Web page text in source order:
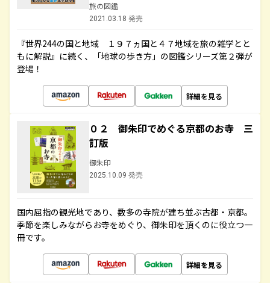
旅の図鑑
2021.03.18 発売
『世界244の国と地域 １９７ヵ国と４７地域を旅の雑学とと
もに解説』に続く、「地球の歩き方」の図鑑シリーズ第２弾が
登場！
詳細を見る
０２ 御朱印でめぐる京都のお寺 三
訂版
御朱印
2025.10.09 発売
国内屈指の観光地であり、数多の寺院が建ち並ぶ古都・京都。
季節を楽しみながらお寺をめぐり、御朱印を頂くのに役立つ一
冊です。
詳細を見る